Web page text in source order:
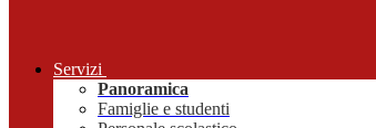
Servizi
Panoramica
Famiglie e studenti